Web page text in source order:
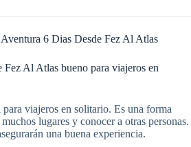
6 Dias Desde Fez Al Atlas
Fez Al Atlas bueno para viajeros en
para viajeros en solitario. Es una forma
lugares y conocer a otras personas.
una buena experiencia.